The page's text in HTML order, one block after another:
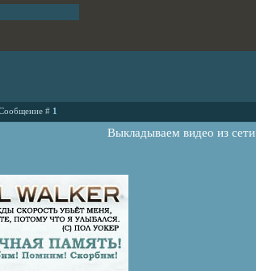
# 1
Выкладываем видео из сети